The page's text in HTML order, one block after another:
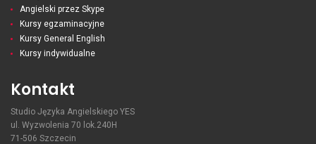
Angielski przez Skype
Kursy egzaminacyjne
Kursy General English
Kursy indywidualne
Kontakt
Studio Języka Angielskiego YES
ul. Wyzwolenia 70 lok.240H
71-506 Szczecin